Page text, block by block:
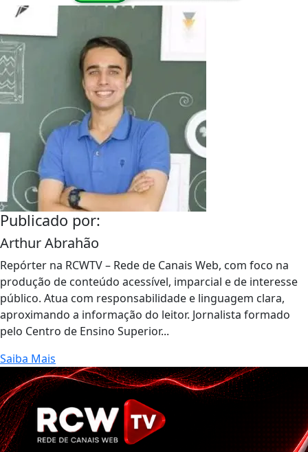
Publicado por:
Arthur Abrahão
Repórter na RCWTV – Rede de Canais Web, com foco na
produção de conteúdo acessível, imparcial e de interesse
público. Atua com responsabilidade e linguagem clara,
aproximando a informação do leitor. Jornalista formado
pelo Centro de Ensino Superior...
Saiba Mais